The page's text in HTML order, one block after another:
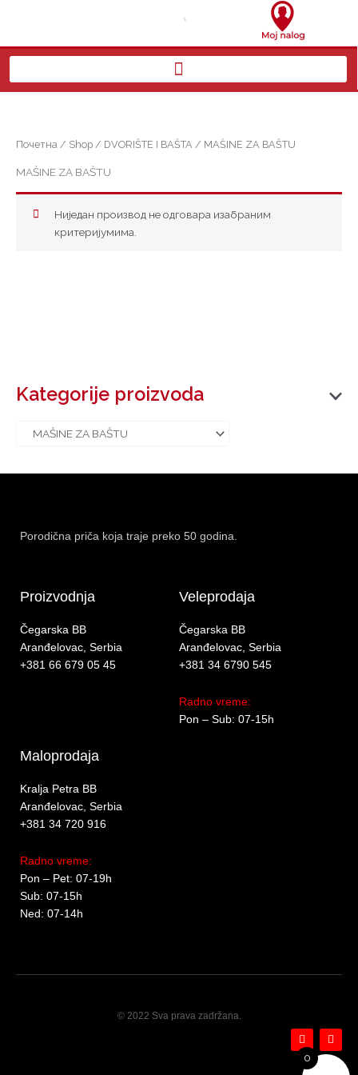
Kategorije proizvoda
Почетна / Shop / DVORIŠTE I BAŠTA / MAŠINE ZA BAŠTU
MAŠINE ZA BAŠTU
Ниједан производ не одговара изабраним
критеријумима.
Porodična priča koja traje preko 50 godina.
Proizvodnja
Čegarska BB
Aranđelovac, Serbia
+381 66 679 05 45
Veleprodaja
Čegarska BB
Aranđelovac, Serbia
+381 34 6790 545
Radno vreme:
Pon – Sub: 07-15h
Maloprodaja
Kralja Petra BB
Aranđelovac, Serbia
+381 34 720 916
Radno vreme:
Pon – Pet: 07-19h
Sub: 07-15h
Ned: 07-14h
© 2022 Sva prava zadržana.
F
a
c
e
I
n
s
0